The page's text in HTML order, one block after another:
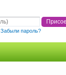
Забыли пароль?